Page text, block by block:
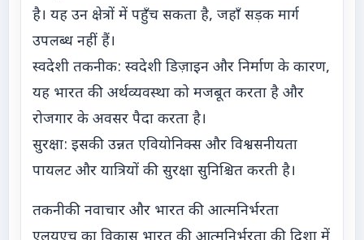
है। यह उन क्षेत्रों में पहुँच सकता है, जहाँ सड़क मार्ग
उपलब्ध नहीं हैं।
स्वदेशी तकनीक: स्वदेशी डिज़ाइन और निर्माण के कारण,
यह भारत की अर्थव्यवस्था को मजबूत करता है और
रोजगार के अवसर पैदा करता है।
सुरक्षा: इसकी उन्नत एवियोनिक्स और विश्वसनीयता
पायलट और यात्रियों की सुरक्षा सुनिश्चित करती है।
तकनीकी नवाचार और भारत की आत्मनिर्भरता